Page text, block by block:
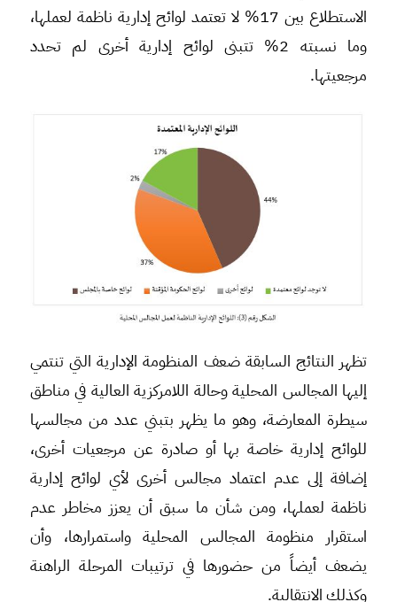
الاستطلاع بين 17% لا تعتمد لوائح إدارية ناظمة لعملها،
وما نسبته 2% تتبنى لوائح إدارية أخرى لم تحدد
مرجعيتها.
تظهر النتائج السابقة ضعف المنظومة الإدارية التي تنتمي
إليها المجالس المحلية وحالة اللامركزية العالية في مناطق
سيطرة المعارضة، وهو ما يظهر بتبني عدد من مجالسها
للوائح إدارية خاصة بها أو صادرة عن مرجعيات أخرى،
إضافة إلى عدم اعتماد مجالس أخرى لأي لوائح إدارية
ناظمة لعملها، ومن شأن ما سبق أن يعزز مخاطر عدم
استقرار منظومة المجالس المحلية واستمرارها، وأن
يضعف أيضاً من حضورها في ترتيبات المرحلة الراهنة
وكذلك الانتقالية.